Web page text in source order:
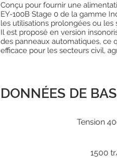
Conçu pour fournir une
EY-100B Stage 0 de la gamme
les utilisations prolongées ou les
Il est proposé en version
des panneaux automatiques, ce
efficace pour les secteurs civil,
DONNÉES DE
Tension
1500